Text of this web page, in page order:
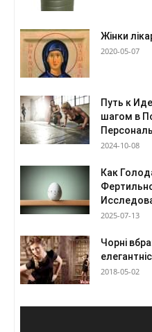
Жінки
2020-05-07
Путь к
шагом в
2024-10-08
Как
2025-07-13
Чорні
2018-05-02